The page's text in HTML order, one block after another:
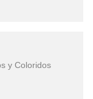
y Coloridos